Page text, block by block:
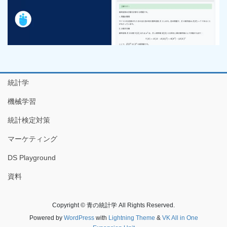
統計学
機械学習
統計検定対策
マーケティング
DS Playground
資料
Copyright © 青の統計学 All Rights Reserved.
Powered by WordPresswith Lightning Theme & VK All in One